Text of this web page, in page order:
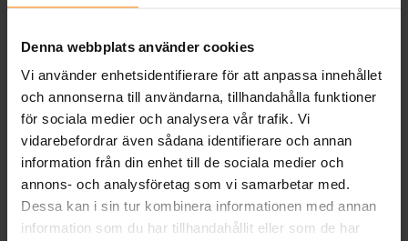
Denna webbplats använder cookies
Vi använder enhetsidentifierare för att anpassa innehållet
och annonserna till användarna, tillhandahålla funktioner
för sociala medier och analysera vår trafik. Vi
vidarebefordrar även sådana identifierare och annan
information från din enhet till de sociala medier och
annons- och analysföretag som vi samarbetar med.
Dessa kan i sin tur kombinera informationen med annan
information som du har tillhandahållit eller som de har
VISION
Mått (mm) L=195 B=130 H=168
| EN: | PS:1 | Kg:10,2
Art nr. 6FM33
First Power
Mått (mm) L=165 B=176 H=127
| EN: | PS:D | Kg:7,9
Art nr. BBFP12260